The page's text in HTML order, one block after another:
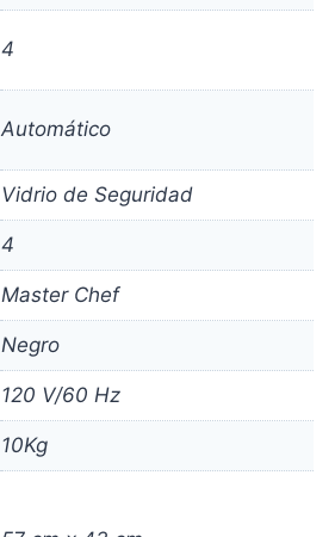
4
Automático
Vidrio de Seguridad
4
Master Chef
Negro
120 V/60 Hz
10Kg